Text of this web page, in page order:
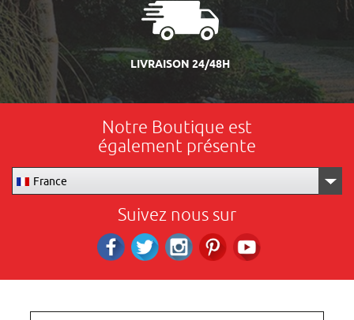
LIVRAISON 24/48H
Notre Boutique est
également présente
France
Suivez nous sur